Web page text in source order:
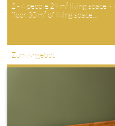
2 - 4 people 29 m² living space
floor 30 m² of living space…
Zum Angebot